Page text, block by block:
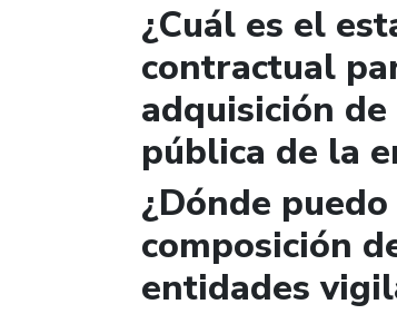
¿Cuál es el
contractual
adquisición
pública de la
¿Dónde
composición
entidades